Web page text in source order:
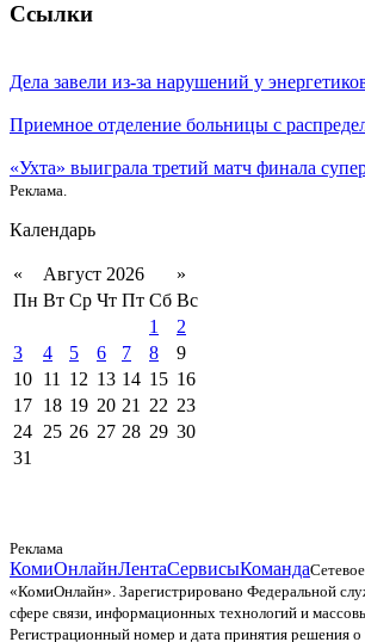
Ссылки
Дела завели из-за нарушений у
Приемное отделение больницы с
«Ухта» выиграла третий матч финала
Реклама.
Календарь
« Август 2026
»
Пн Вт Ср Чт Пт Сб Вс
1
2
3
4 5 6 7 8
9
10 11 12 13 14 15 16
17 18 19 20 21 22 23
24 25 26 27 28 29 30
31
Реклама
КомиОнлайнЛентаСервисыКоманда
«КомиОнлайн». Зарегистрировано Федеральной
сфере связи, информационных технологий и
Регистрационный номер и дата принятия решения